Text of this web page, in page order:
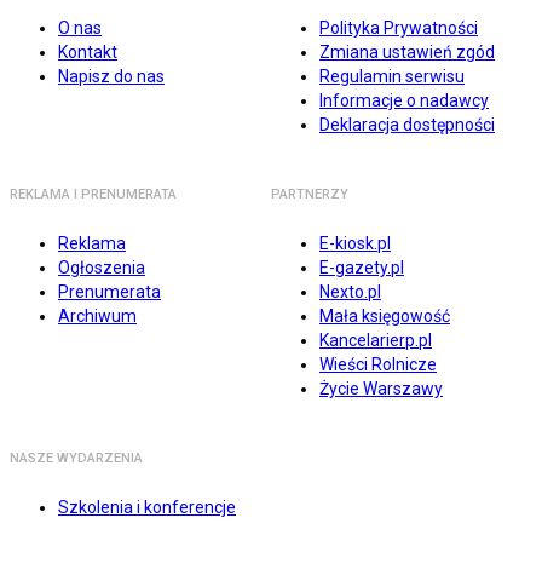
O nas
Kontakt
Napisz do nas
Polityka Prywatności
Zmiana ustawień zgód
Regulamin serwisu
Informacje o nadawcy
Deklaracja dostępności
REKLAMA I PRENUMERATA
Reklama
Ogłoszenia
Prenumerata
Archiwum
PARTNERZY
E-kiosk.pl
E-gazety.pl
Nexto.pl
Mała księgowość
Kancelarierp.pl
Wieści Rolnicze
Życie Warszawy
NASZE WYDARZENIA
Szkolenia i konferencje